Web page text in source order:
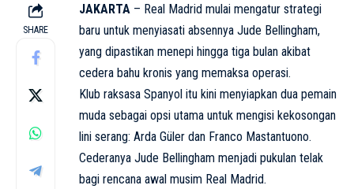
SHARE
JAKARTA – Real Madrid mulai mengatur strategi
baru untuk menyiasati absennya Jude Bellingham,
yang dipastikan menepi hingga tiga bulan akibat
cedera bahu kronis yang memaksa operasi.
Klub raksasa Spanyol itu kini menyiapkan dua pemain
muda sebagai opsi utama untuk mengisi kekosongan
lini serang: Arda Güler dan Franco Mastantuono.
Cederanya Jude Bellingham menjadi pukulan telak
bagi rencana awal musim Real Madrid.